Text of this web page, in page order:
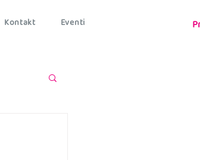
Kontakt Eventi